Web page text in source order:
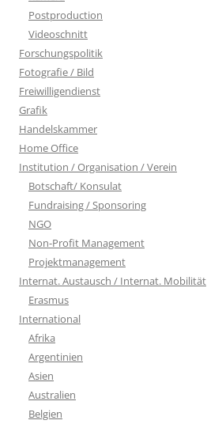
Postproduction
Videoschnitt
Forschungspolitik
Fotografie / Bild
Freiwilligendienst
Grafik
Handelskammer
Home Office
Institution / Organisation / Verein
Botschaft/ Konsulat
Fundraising / Sponsoring
NGO
Non-Profit Management
Projektmanagement
Internat. Austausch / Internat. Mobilität
Erasmus
International
Afrika
Argentinien
Asien
Australien
Belgien